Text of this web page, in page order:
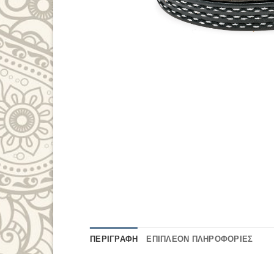
ΠΕΡΙΓΡΑΦΉ ΕΠΙΠΛΈΟΝ ΠΛΗΡΟΦΟΡΊΕΣ